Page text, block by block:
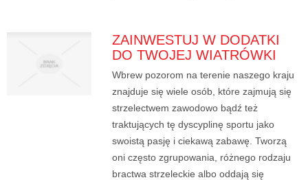
ZAINWESTUJ W DODATKI
DO TWOJEJ WIATRÓWKI
Wbrew pozorom na terenie naszego kraju
znajduje się wiele osób, które zajmują się
strzelectwem zawodowo bądź też
traktujących tę dyscyplinę sportu jako
swoistą pasję i ciekawą zabawę. Tworzą
oni często zgrupowania, różnego rodzaju
bractwa strzeleckie albo oddają się